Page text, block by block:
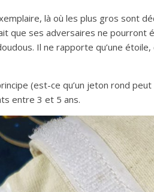
là où les plus gros sont
que ses adversaires ne pourront
Il ne rapporte qu’une
(est-ce qu’un jeton rond
entre 3 et 5 ans.